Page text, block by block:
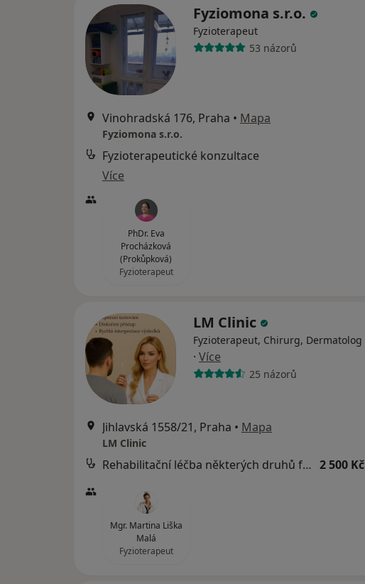
Fyziomona s.r.o.
Fyzioterapeut
53 názorů
Vinohradská 176, Praha • Mapa
Fyziomona s.r.o.
Fyzioterapeutické konzultace
Více
PhDr. Eva
Procházková
(Prokůpková)
Fyzioterapeut
LM Clinic
Fyzioterapeut, Chirurg, Dermatolog
· Více
25 názorů
Jihlavská 1558/21, Praha • Mapa
LM Clinic
Rehabilitační léčba některých druhů funkční sterility metodou L. Mojžíšové 2 500 Kč
Mgr. Martina Liška
Malá
Fyzioterapeut